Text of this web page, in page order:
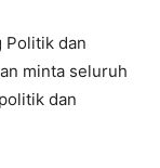
Politik dan
minta seluruh
dan